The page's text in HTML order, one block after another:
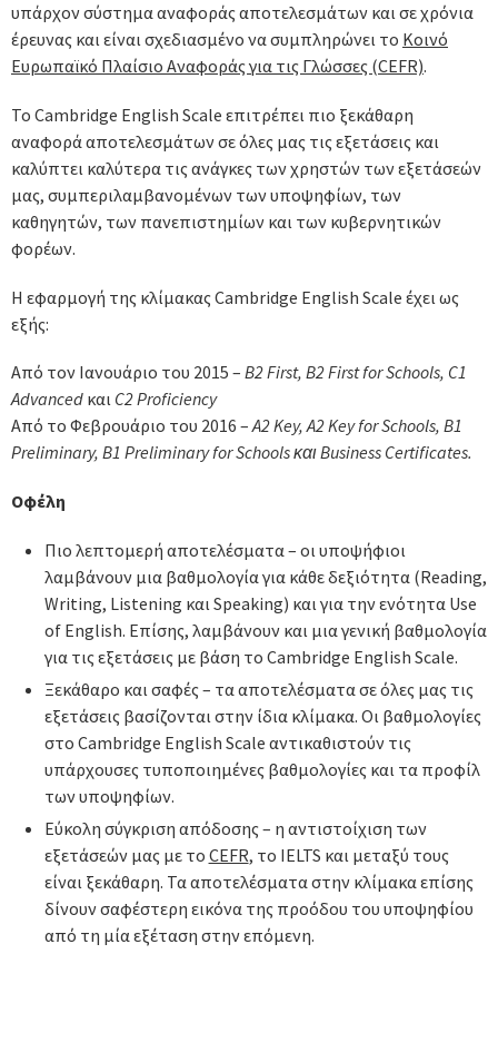
υπάρχον σύστημα αναφοράς αποτελεσμάτων και σε χρόνια
έρευνας και είναι σχεδιασμένο να συμπληρώνει το Κοινό
Ευρωπαϊκό Πλαίσιο Αναφοράς για τις Γλώσσες (CEFR).
Το Cambridge English Scale επιτρέπει πιο ξεκάθαρη
αναφορά αποτελεσμάτων σε όλες μας τις εξετάσεις και
καλύπτει καλύτερα τις ανάγκες των χρηστών των εξετάσεών
μας, συμπεριλαμβανομένων των υποψηφίων, των
καθηγητών, των πανεπιστημίων και των κυβερνητικών
φορέων.
Η εφαρμογή της κλίμακας Cambridge English Scale έχει ως
εξής:
Από τον Ιανουάριο του 2015 – B2 First, B2 First for Schools, C1
Advanced και C2 Proficiency
Από το Φεβρουάριο του 2016 –A2 Key, A2 Key for Schools, B1
Preliminary, B1 Preliminary for Schools και Business Certificates.
Οφέλη
Πιο λεπτομερή αποτελέσματα – οι υποψήφιοι
λαμβάνουν μια βαθμολογία για κάθε δεξιότητα (Reading,
Writing, Listening και Speaking) και για την ενότητα Use
of English. Επίσης, λαμβάνουν και μια γενική βαθμολογία
για τις εξετάσεις με βάση το Cambridge English Scale.
Ξεκάθαρο και σαφές – τα αποτελέσματα σε όλες μας τις
εξετάσεις βασίζονται στην ίδια κλίμακα. Οι βαθμολογίες
στο Cambridge English Scale αντικαθιστούν τις
υπάρχουσες τυποποιημένες βαθμολογίες και τα προφίλ
των υποψηφίων.
Εύκολη σύγκριση απόδοσης – η αντιστοίχιση των
εξετάσεών μας με το CEFR, το IELTS και μεταξύ τους
είναι ξεκάθαρη. Τα αποτελέσματα στην κλίμακα επίσης
δίνουν σαφέστερη εικόνα της προόδου του υποψηφίου
από τη μία εξέταση στην επόμενη.